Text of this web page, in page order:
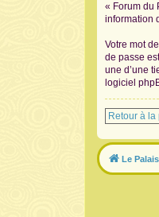
« Forum du
information
Votre mot
de passe
une d’une
logiciel
Retour à
Le